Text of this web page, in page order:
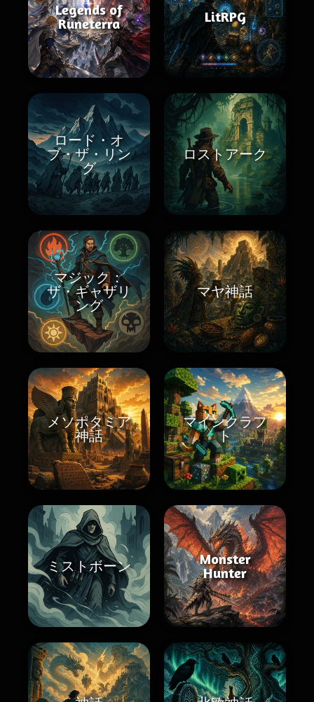
Legends of
Runeterra
LitRPG
ロード・オ
ブ・ザ・リン
グ
ロストアーク
マジック：
ザ・ギャザリ
ング
マヤ神話
メソポタミア
神話
マインクラフ
ト
ミストボーン
Monster
Hunter